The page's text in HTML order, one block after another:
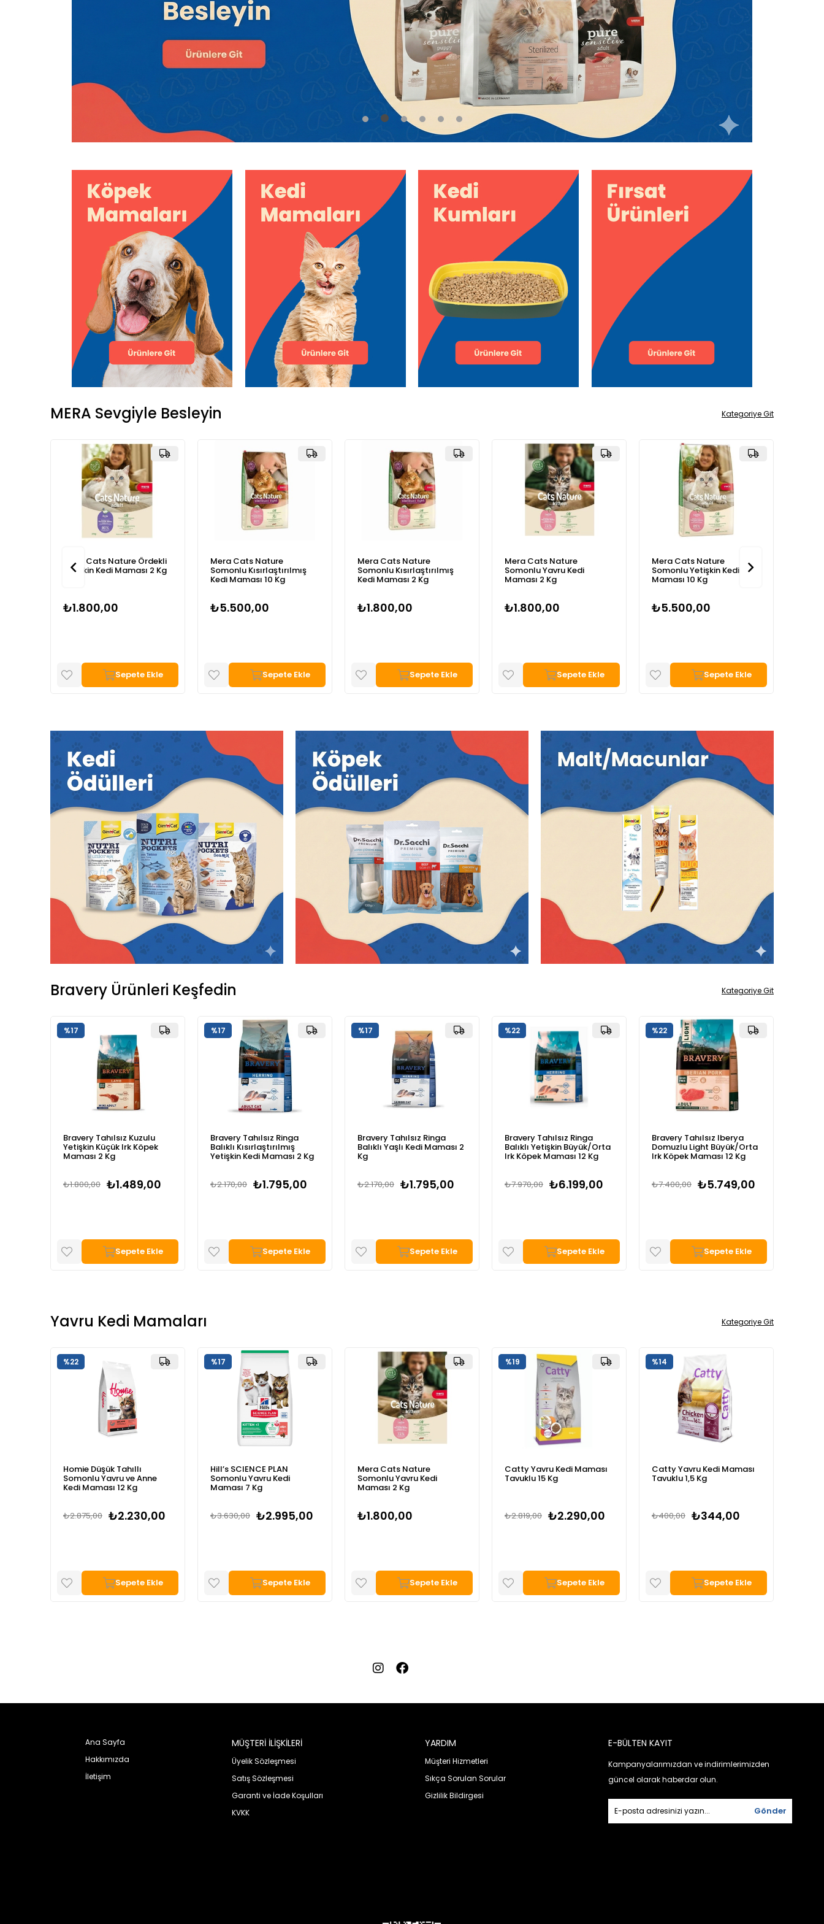
MERA Sevgiyle Besleyin
Mera Cats Nature Ördekli
Yetişkin Kedi Maması 2 Kg
₺1.800,00
Sepete Ekle
Mera Cats Nature
Somonlu Kısırlaştırılmış
Kedi Maması 10 Kg
₺5.500,00
Sepete Ekle
Mera Cats Nature
Somonlu Kısırlaştırılmış
Kedi Maması 2 Kg
₺1.800,00
Sepete Ekle
Mera Cats Nature
Somonlu Yavru Kedi
Maması 2 Kg
₺1.800,00
Sepete Ekle
Mera Cats Nature
Somonlu Yetişkin Kedi
Maması 10 Kg
₺5.500,00
Sepete Ekle
Kategoriye Git
Bravery Ürünleri Keşfedin
Bravery Tahılsız Kuzulu
Yetişkin Küçük Irk Köpek
Maması 2 Kg
₺1.489,00
₺1.800,00
Sepete Ekle
%17
Bravery Tahılsız Ringa
Balıklı Kısırlaştırılmış
Yetişkin Kedi Maması 2 Kg
₺1.795,00
₺2.170,00
Sepete Ekle
%17
Bravery Tahılsız Ringa
Balıklı Yaşlı Kedi Maması 2
Kg
₺1.795,00
₺2.170,00
Sepete Ekle
%17
Bravery Tahılsız Ringa
Balıklı Yetişkin Büyük/Orta
Irk Köpek Maması 12 Kg
₺6.199,00
₺7.970,00
Sepete Ekle
%22
Bravery Tahılsız Iberya
Domuzlu Light Büyük/Orta
Irk Köpek Maması 12 Kg
₺5.749,00
₺7.400,00
Sepete Ekle
%22
Kategoriye Git
Yavru Kedi Mamaları
Hill’s SCIENCE PLAN
Somonlu Yavru Kedi
Maması 7 Kg
₺2.995,00
₺3.630,00
Sepete Ekle
%17
Mera Cats Nature
Somonlu Yavru Kedi
Maması 2 Kg
₺1.800,00
Sepete Ekle
Catty Yavru Kedi Maması
Tavuklu 15 Kg
₺2.290,00
₺2.819,00
Sepete Ekle
Catty Yavru Kedi Maması
Tavuklu 1,5 Kg
₺344,00
₺400,00
Sepete Ekle
%14
Homie Düşük Tahıllı
Somonlu Yavru ve Anne
₺2.230,00
₺2.875,00
Sepete Ekle
%22
Kategoriye Git
Ana Sayfa
Hakkımızda
İletişim
MÜŞTERİ İLİŞKİLERİ
Üyelik Sözleşmesi
Satış Sözleşmesi
Garanti ve İade Koşulları
KVKK
YARDIM
Müşteri Hizmetleri
Sıkça Sorulan Sorular
Gizlilik Bildirgesi
E-BÜLTEN KAYIT
Kampanyalarımızdan ve indirimlerimizden
güncel olarak haberdar olun.
Gönder